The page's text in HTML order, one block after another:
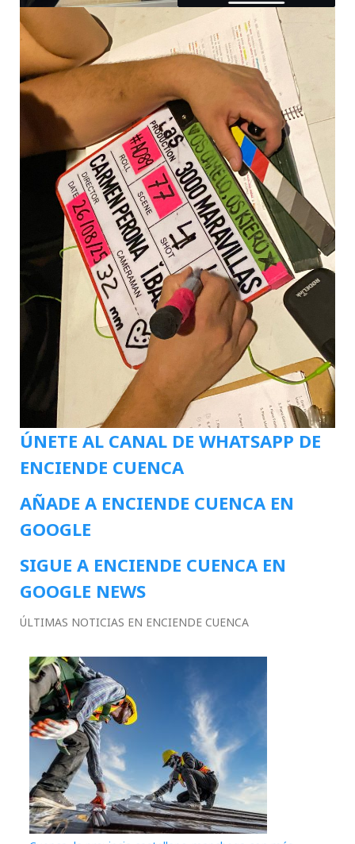
ÚNETE AL CANAL DE WHATSAPP DE
ENCIENDE CUENCA
AÑADE A ENCIENDE CUENCA EN
GOOGLE
SIGUE A ENCIENDE CUENCA EN
GOOGLE NEWS
ÚLTIMAS NOTICIAS EN ENCIENDE CUENCA